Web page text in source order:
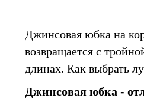
Джинсовая юбка на
возвращается с
длинах. Как выбрать
Джинсовая юбка -